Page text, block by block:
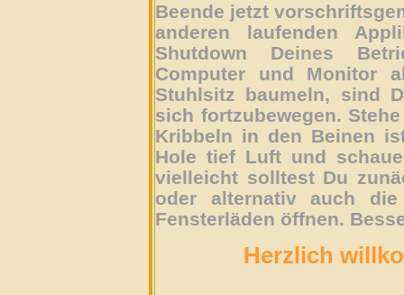
Beende jetzt
anderen laufenden
Shutdown Deines
Computer und Monitor
Stuhlsitz baumeln, sind
sich fortzubewegen.
Kribbeln in den Beinen
Hole tief Luft und
vielleicht solltest Du
oder alternativ auch
Fensterläden öffnen.
Herzlich